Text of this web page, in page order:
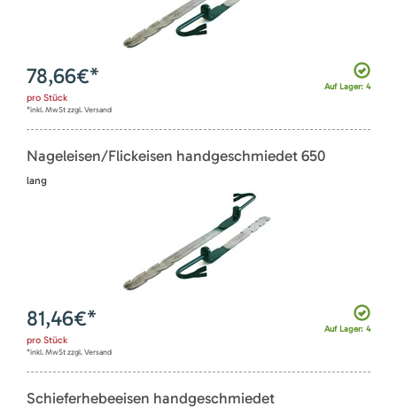
Auf Lager: 4
78,66€*
pro Stück
*inkl. MwSt zzgl. Versand
Nageleisen/Flickeisen handgeschmiedet 650
lang
Auf Lager: 4
81,46€*
pro Stück
*inkl. MwSt zzgl. Versand
Schieferhebeeisen handgeschmiedet